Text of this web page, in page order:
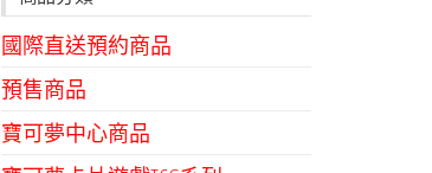
國際直送預約商品
預售商品
寶可夢中心商品